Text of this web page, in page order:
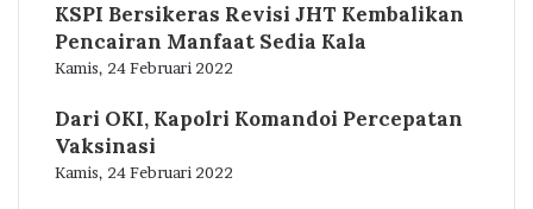
KSPI Bersikeras Revisi JHT Kembalikan
Pencairan Manfaat Sedia Kala
Kamis, 24 Februari 2022
Dari OKI, Kapolri Komandoi Percepatan
Vaksinasi
Kamis, 24 Februari 2022